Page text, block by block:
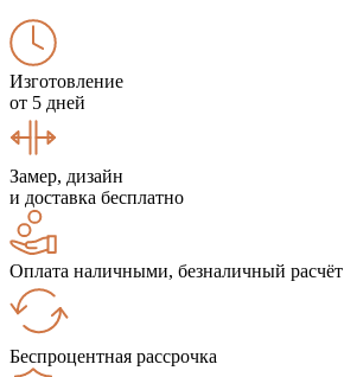
Изготовление
от 5 дней
Замер, дизайн
и доставка бесплатно
Оплата наличными, безналичный расчёт
Беспроцентная рассрочка